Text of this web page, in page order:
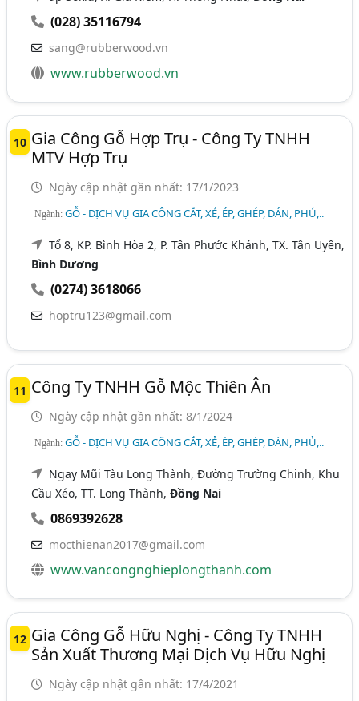
(028) 35116794
sang@rubberwood.vn
www.rubberwood.vn
10 Gia Công Gỗ Hợp Trụ - Công Ty TNHH
MTV Hợp Trụ
Ngày cập nhật gần nhất: 17/1/2023
Ngành:GỖ - DỊCH VỤ GIA CÔNG CẮT, XẺ, ÉP, GHÉP, DÁN, PHỦ,..
Tổ 8, KP. Bình Hòa 2, P. Tân Phước Khánh, TX. Tân Uyên,
Bình Dương
(0274) 3618066
hoptru123@gmail.com
11 Công Ty TNHH Gỗ Mộc Thiên Ân
Ngày cập nhật gần nhất: 8/1/2024
Ngành:GỖ - DỊCH VỤ GIA CÔNG CẮT, XẺ, ÉP, GHÉP, DÁN, PHỦ,..
Ngay Mũi Tàu Long Thành, Đường Trường Chinh, Khu
Cầu Xéo, TT. Long Thành,Đồng Nai
0869392628
mocthienan2017@gmail.com
www.vancongnghieplongthanh.com
12 Gia Công Gỗ Hữu Nghị - Công Ty TNHH
Sản Xuất Thương Mại Dịch Vụ Hữu Nghị
Ngày cập nhật gần nhất: 17/4/2021